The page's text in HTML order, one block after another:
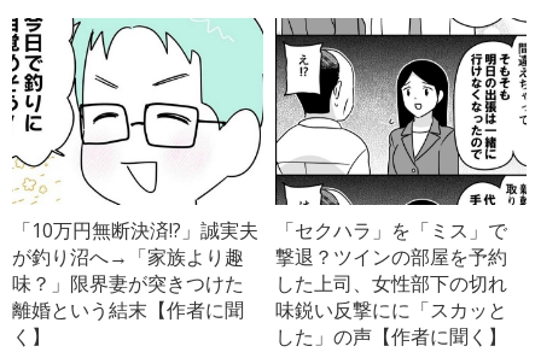
「10万円無断決済!?」誠実夫
が釣り沼へ→「家族より趣
味？」限界妻が突きつけた
離婚という結末【作者に聞
く】
「セクハラ」を「ミス」で
撃退？ツインの部屋を予約
した上司、女性部下の切れ
味鋭い反撃にに「スカッと
した」の声【作者に聞く】